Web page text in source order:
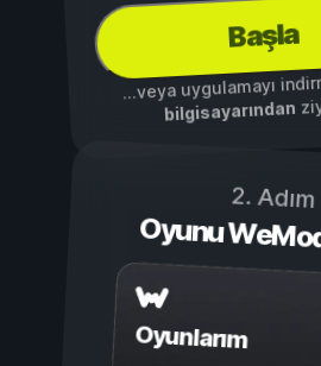
Başla
...veya uygulamayı
bilgisayarından
2. Adım
Oyunu
Oyunlarım